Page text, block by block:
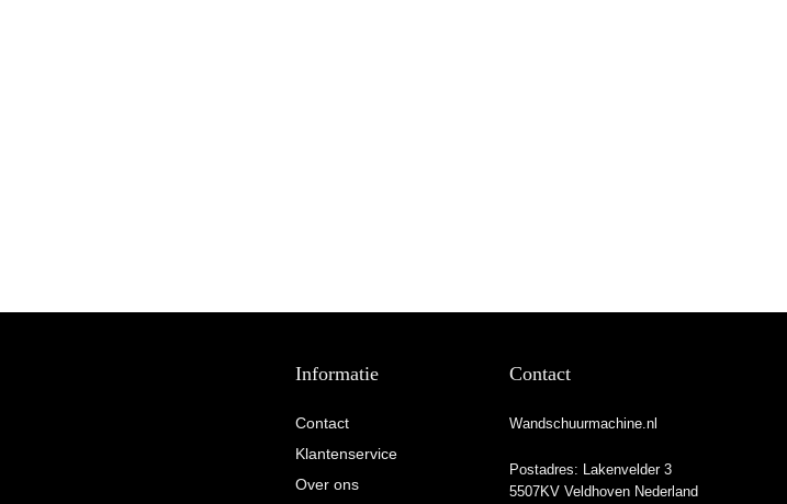
Informatie
Contact
Klantenservice
Over ons
Contact
Wandschuurmachine.nl
Postadres: Lakenvelder 3
5507KV Veldhoven Nederland